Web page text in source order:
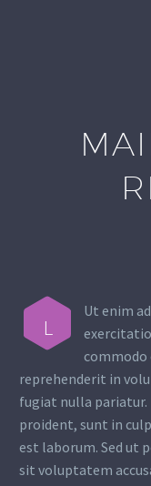
L
Ut enim
commodo
reprehenderit in
fugiat nulla pariatur.
proident, sunt in
est laborum. Sed ut
sit voluptatem